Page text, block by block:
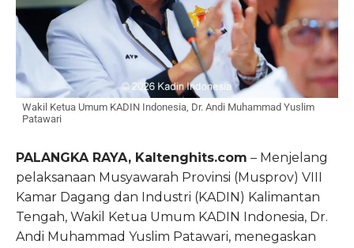
Wakil Ketua Umum KADIN Indonesia, Dr. Andi Muhammad Yuslim
Patawari
PALANGKA RAYA, Kaltenghits.com – Menjelang
pelaksanaan Musyawarah Provinsi (Musprov) VIII
Kamar Dagang dan Industri (KADIN) Kalimantan
Tengah, Wakil Ketua Umum KADIN Indonesia, Dr.
Andi Muhammad Yuslim Patawari, menegaskan